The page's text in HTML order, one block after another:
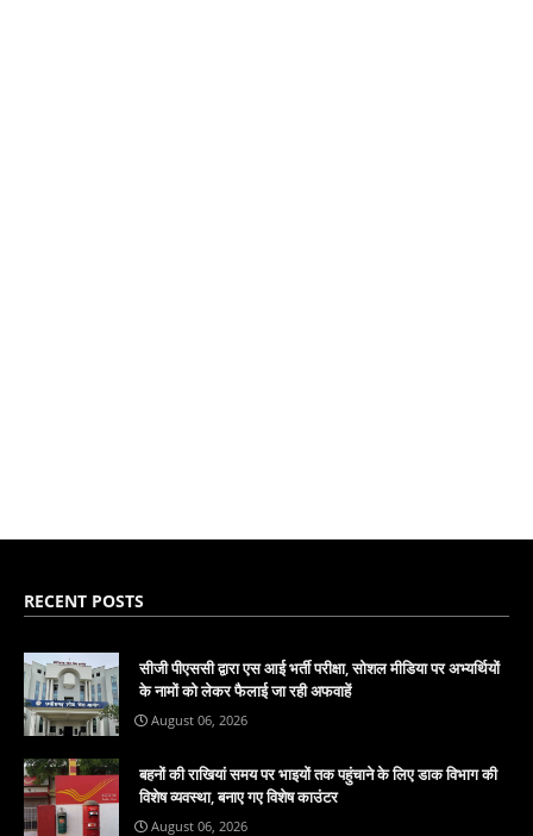
RECENT POSTS
सीजी पीएससी द्वारा एस आई भर्ती परीक्षा, सोशल मीडिया पर अभ्यर्थियों
के नामों को लेकर फैलाई जा रही अफवाहें
August 06, 2026
बहनों की राखियां समय पर भाइयों तक पहुंचाने के लिए डाक विभाग की
विशेष व्यवस्था, बनाए गए विशेष काउंटर
August 06, 2026